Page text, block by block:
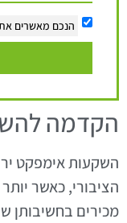
הנכם מאשרים את
הקדמה
השקעות אימפקט
הציבורי, כאשר יותר
מכירים בחשיבותן